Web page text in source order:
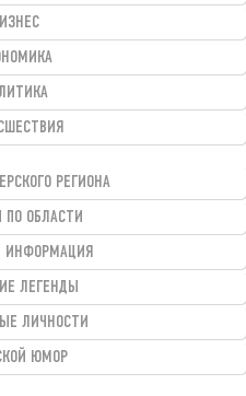
РЕГИОНА
ПО ОБЛАСТИ
ИНФОРМАЦИЯ
ЛЕГЕНДЫ
ЛИЧНОСТИ
ЮМОР